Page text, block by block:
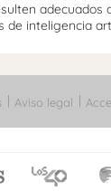
inteligencia
Aviso legal